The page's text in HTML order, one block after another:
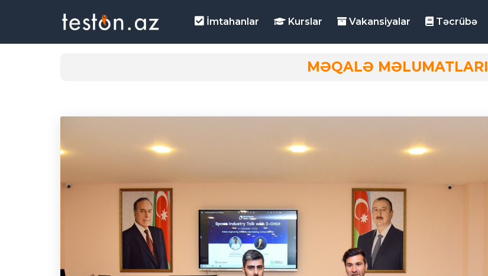
İmtahanlar Kurslar Vakansiyalar Təcrübə
MƏQALƏ MƏLUMATLARI